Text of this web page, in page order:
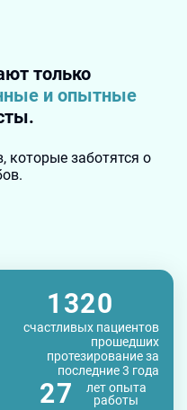
только
и опытные
которые заботятся о
1320
счастливых пациентов
прошедших
протезирование за
последние 3 года
27 летопыта
работы